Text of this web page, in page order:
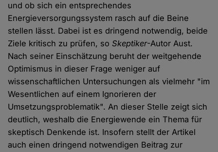
und ob sich ein entsprechendes
Energieversorgungssystem rasch auf die Beine
stellen lässt. Dabei ist es dringend notwendig, beide
Ziele kritisch zu prüfen, soSkeptiker-Autor Aust.
Nach seiner Einschätzung beruht der weitgehende
Optimismus in dieser Frage weniger auf
wissenschaftlichen Untersuchungen als vielmehr "im
Wesentlichen auf einem Ignorieren der
Umsetzungsproblematik". An dieser Stelle zeigt sich
deutlich, weshalb die Energiewende ein Thema für
skeptisch Denkende ist. Insofern stellt der Artikel
auch einen dringend notwendigen Beitrag zur